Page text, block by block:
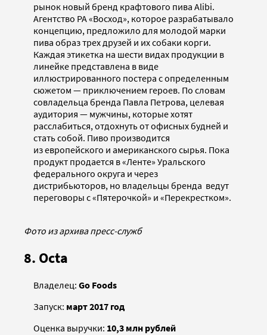
рынок новый бренд крафтового пива Alibi.
Агентство РА «Восход», которое разрабатывало
концепцию, предложило для молодой марки
пива образ трех друзей и их собаки корги.
Каждая этикетка на шести видах продукции в
линейке представлена в виде
иллюстрированного постера с определенным
сюжетом — приключением героев. По словам
совладельца бренда Павла Петрова, целевая
аудитория — мужчины, которые хотят
расслабиться, отдохнуть от офисных будней и
стать собой. Пиво производится
из европейского и американского сырья. Пока
продукт продается в «Ленте» Уральского
федерального округа и через
дистрибьюторов, но владельцы бренда ведут
переговоры с «Пятерочкой» и «Перекрестком».
Фото из архива пресс-служб
8. Octa
Владелец: Go Foods
Запуск: март 2017 год
Оценка выручки: 10,3 млн рублей